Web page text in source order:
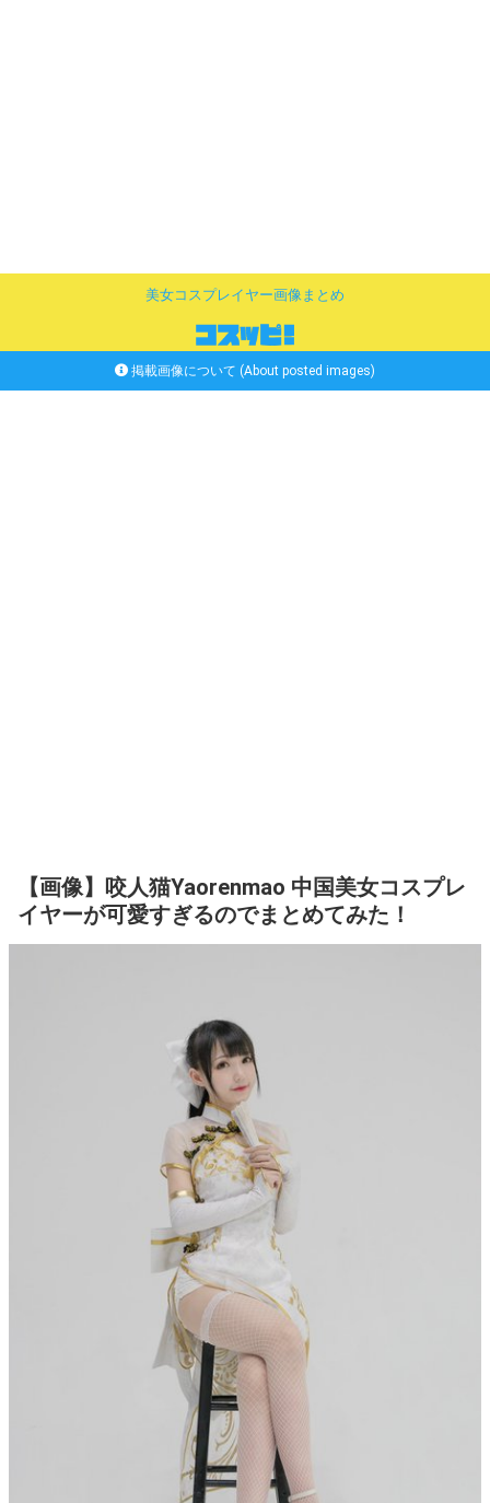
美女コスプレイヤー画像まとめ
掲載画像について (About posted images)
【画像】咬人猫Yaorenmao 中国美女コスプレ
イヤーが可愛すぎるのでまとめてみた！